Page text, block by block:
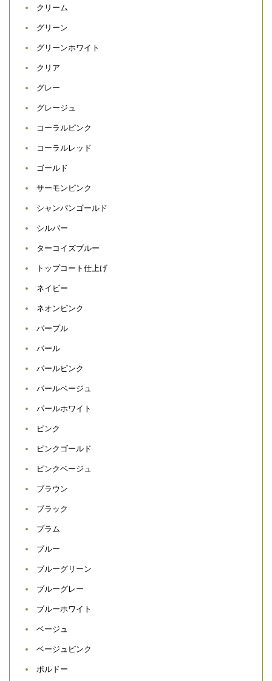
クリーム
グリーン
グリーンホワイト
クリア
グレー
グレージュ
コーラルピンク
コーラルレッド
ゴールド
サーモンピンク
シャンパンゴールド
シルバー
ターコイズブルー
トップコート仕上げ
ネイビー
ネオンピンク
パープル
パール
パールピンク
パールベージュ
パールホワイト
ピンク
ピンクゴールド
ピンクベージュ
ブラウン
ブラック
プラム
ブルー
ブルーグリーン
ブルーグレー
ブルーホワイト
ベージュ
ベージュピンク
ボルドー